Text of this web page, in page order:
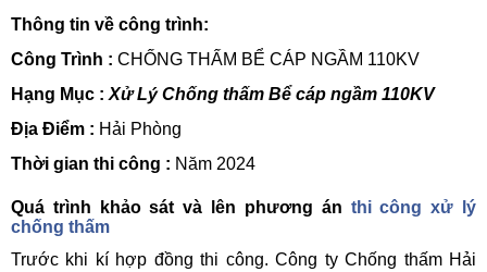
Thông tin về công trình:
Công Trình : CHỐNG THẤM BỂ CÁP NGẦM 110KV
Hạng Mục : Xử Lý Chống thấm Bể cáp ngầm 110KV
Địa Điểm : Hải Phòng
Thời gian thi công : Năm 2024
Quá trình khảo sát và lên phương án thi công xử lý
chống thấm
Trước khi kí hợp đồng thi công. Công ty Chống thấm Hải